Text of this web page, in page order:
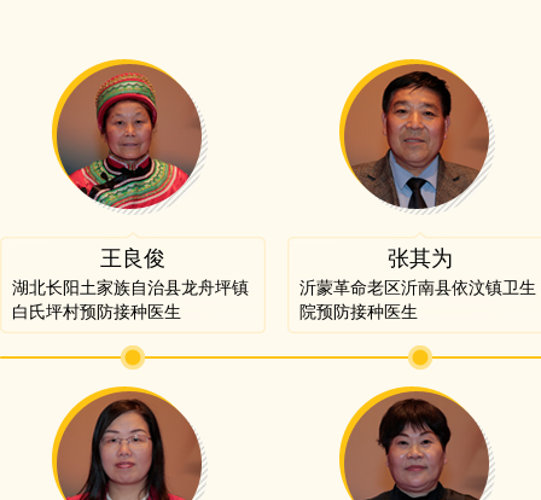
王良俊
湖北长阳土家族自治县龙舟坪镇
白氏坪村预防接种医生
张其为
沂蒙革命老区沂南县依汶镇卫生
院预防接种医生